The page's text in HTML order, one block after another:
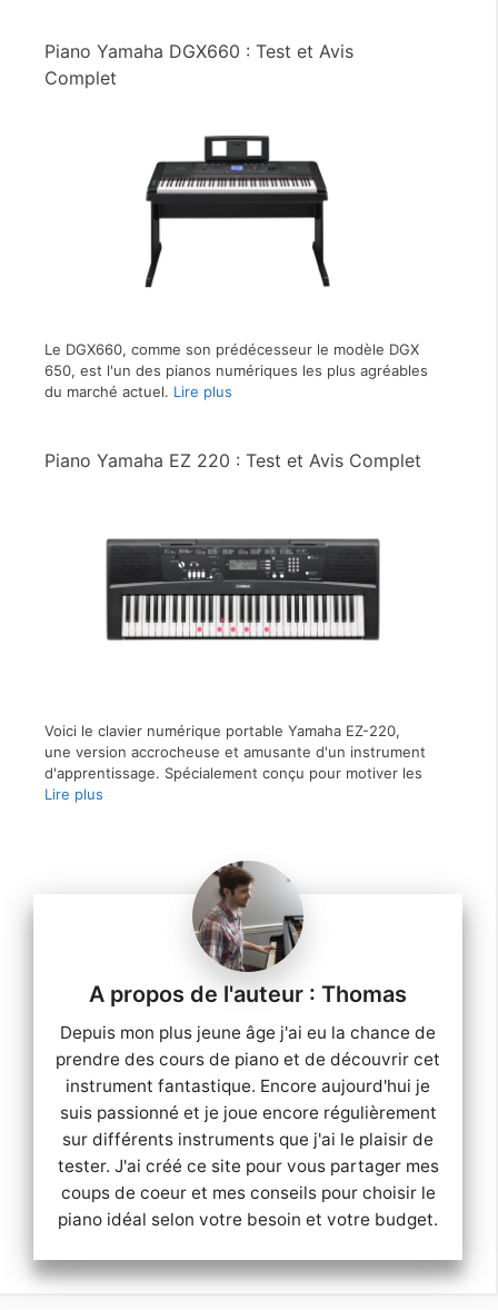
Piano Yamaha DGX660 : Test et Avis
Complet
Le DGX660, comme son prédécesseur le modèle DGX
650, est l'un des pianos numériques les plus agréables
du marché actuel. Lire plus
Piano Yamaha EZ 220 : Test et Avis Complet
Voici le clavier numérique portable Yamaha EZ-220,
une version accrocheuse et amusante d'un instrument
d'apprentissage. Spécialement conçu pour motiver les
Lire plus
Thomas
Depuis mon plus jeune âge j'ai eu la chance de
prendre des cours de piano et de découvrir cet
instrument fantastique. Encore aujourd'hui je
suis passionné et je joue encore régulièrement
sur différents instruments que j'ai le plaisir de
tester. J'ai créé ce site pour vous partager mes
coups de coeur et mes conseils pour choisir le
piano idéal selon votre besoin et votre budget.